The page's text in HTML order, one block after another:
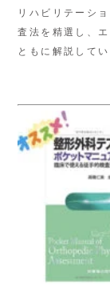
リハビリテーシ
査法を精選し、
ともに解説して